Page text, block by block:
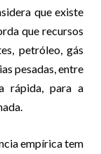
que existe
que recursos
petróleo, gás
pesadas, entre
rápida, para a
empírica tem